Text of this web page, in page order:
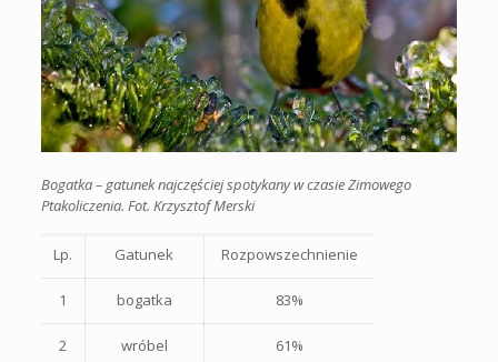
Bogatka – gatunek najczęściej spotykany w czasie Zimowego
Ptakoliczenia. Fot. Krzysztof Merski
Lp. Gatunek Rozpowszechnienie
1 bogatka 83%
2 wróbel 61%